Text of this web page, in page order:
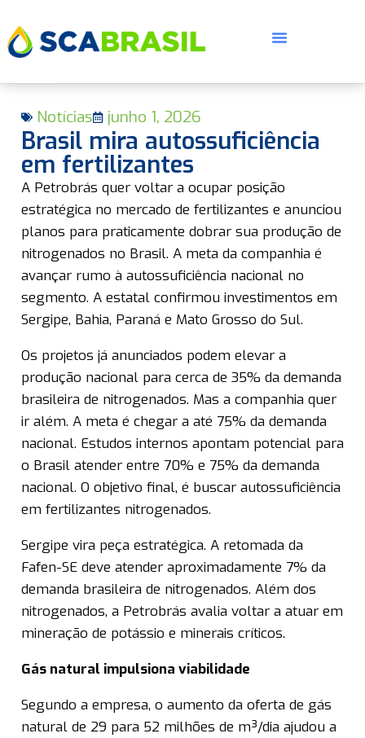
Notícias junho 1, 2026
Brasil mira autossuficiência
em fertilizantes
A Petrobrás quer voltar a ocupar posição
estratégica no mercado de fertilizantes e anunciou
planos para praticamente dobrar sua produção de
nitrogenados no Brasil. A meta da companhia é
avançar rumo à autossuficiência nacional no
segmento. A estatal confirmou investimentos em
Sergipe, Bahia, Paraná e Mato Grosso do Sul.
Os projetos já anunciados podem elevar a
produção nacional para cerca de 35% da demanda
brasileira de nitrogenados. Mas a companhia quer
ir além. A meta é chegar a até 75% da demanda
nacional. Estudos internos apontam potencial para
o Brasil atender entre 70% e 75% da demanda
nacional. O objetivo final, é buscar autossuficiência
em fertilizantes nitrogenados.
Sergipe vira peça estratégica. A retomada da
Fafen-SE deve atender aproximadamente 7% da
demanda brasileira de nitrogenados. Além dos
nitrogenados, a Petrobrás avalia voltar a atuar em
mineração de potássio e minerais críticos.
Gás natural impulsiona viabilidade
Segundo a empresa, o aumento da oferta de gás
natural de 29 para 52 milhões de m³/dia ajudou a